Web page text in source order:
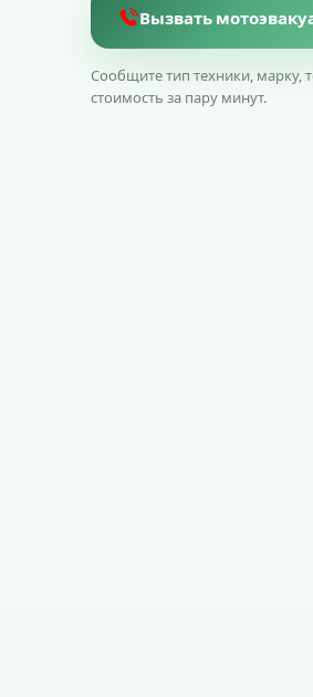
Вызвать
Сообщите тип техники, марку,
стоимость за пару минут.